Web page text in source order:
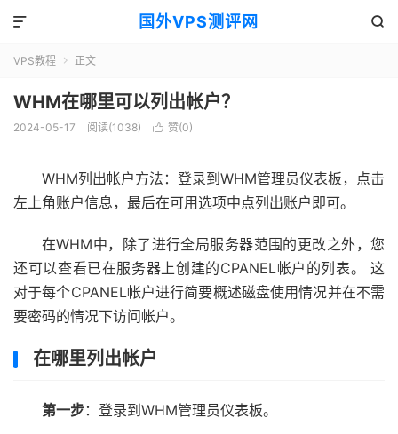
国外VPS测评网 

VPS教程  正文
WHM在哪里可以列出帐户？
2024-05-17 阅读(1038)  赞(0)
WHM列出帐户方法：登录到WHM管理员仪表板，点击
左上角账户信息，最后在可用选项中点列出账户即可。
在WHM中，除了进行全局服务器范围的更改之外，您
还可以查看已在服务器上创建的CPANEL帐户的列表。 这
对于每个CPANEL帐户进行简要概述磁盘使用情况并在不需
要密码的情况下访问帐户。
在哪里列出帐户
第一步：登录到WHM管理员仪表板。